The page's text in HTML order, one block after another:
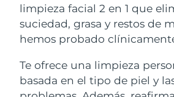
limpieza facial 2 en 1 que
suciedad, grasa y restos de
hemos probado
Te ofrece una limpieza
basada en el tipo de piel y
LUNA™ 4 Men
BEAR™ 2 eyes &
Deep facial hydration
Near-infrared and red
device
Hybrid silicone sonic
Smart hybrid silicone
TRATAMIENTO
Antiedad
NEW
Bulgaria
Canadá
Chile